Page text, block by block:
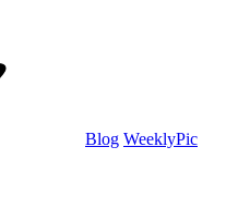
Blog WeeklyPic